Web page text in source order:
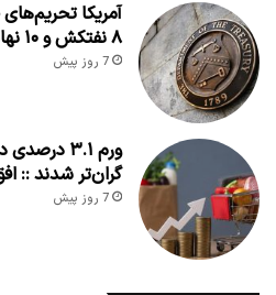
آمریکا
۸ نفتکش و ۱۰ نهاد در لیست تحریم
7 روز پیش
ورم ۳.۱
گران‌تر شدند ::
7 روز پیش